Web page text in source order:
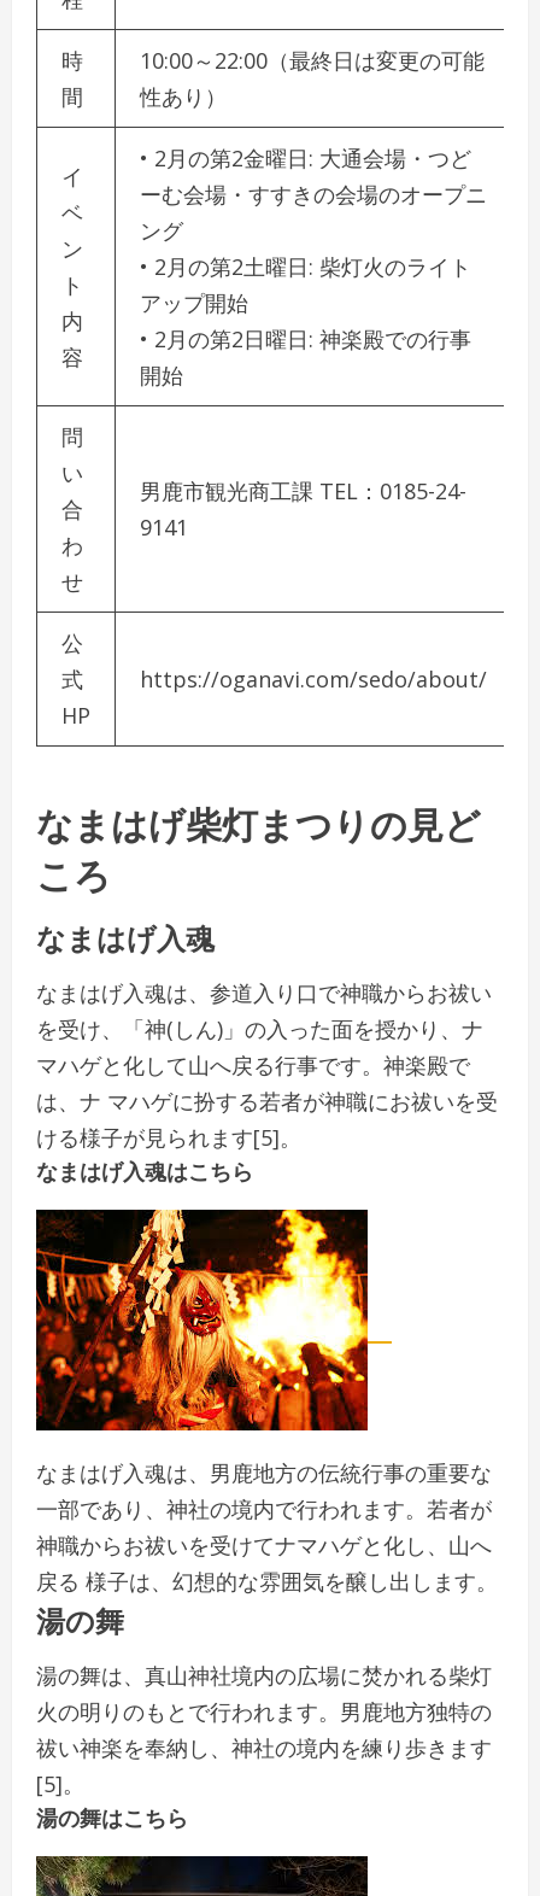
時
間
10:00～22:00（最終日は変更の可能
性あり）
イ
ベ
ン
ト
内
容
• 2月の第2金曜日: 大通会場・つど
ーむ会場・すすきの会場のオープニ
ング
• 2月の第2土曜日: 柴灯火のライト
アップ開始
• 2月の第2日曜日: 神楽殿での行事
開始
問
い
合
わ
せ
男鹿市観光商工課 TEL：0185-24-
9141
公
式
HP
https://oganavi.com/sedo/about/
なまはげ柴灯まつりの見ど
ころ
なまはげ入魂
なまはげ入魂は、参道入り口で神職からお祓い
を受け、「神(しん)」の入った面を授かり、ナ
マハゲと化して山へ戻る行事です。神楽殿で
は、ナ マハゲに扮する若者が神職にお祓いを受
ける様子が見られます[5]。
なまはげ入魂はこちら
なまはげ入魂は、男鹿地方の伝統行事の重要な
一部であり、神社の境内で行われます。若者が
神職からお祓いを受けてナマハゲと化し、山へ
戻る 様子は、幻想的な雰囲気を醸し出します。
湯の舞
湯の舞は、真山神社境内の広場に焚かれる柴灯
火の明りのもとで行われます。男鹿地方独特の
祓い神楽を奉納し、神社の境内を練り歩きます
[5]。
湯の舞はこちら